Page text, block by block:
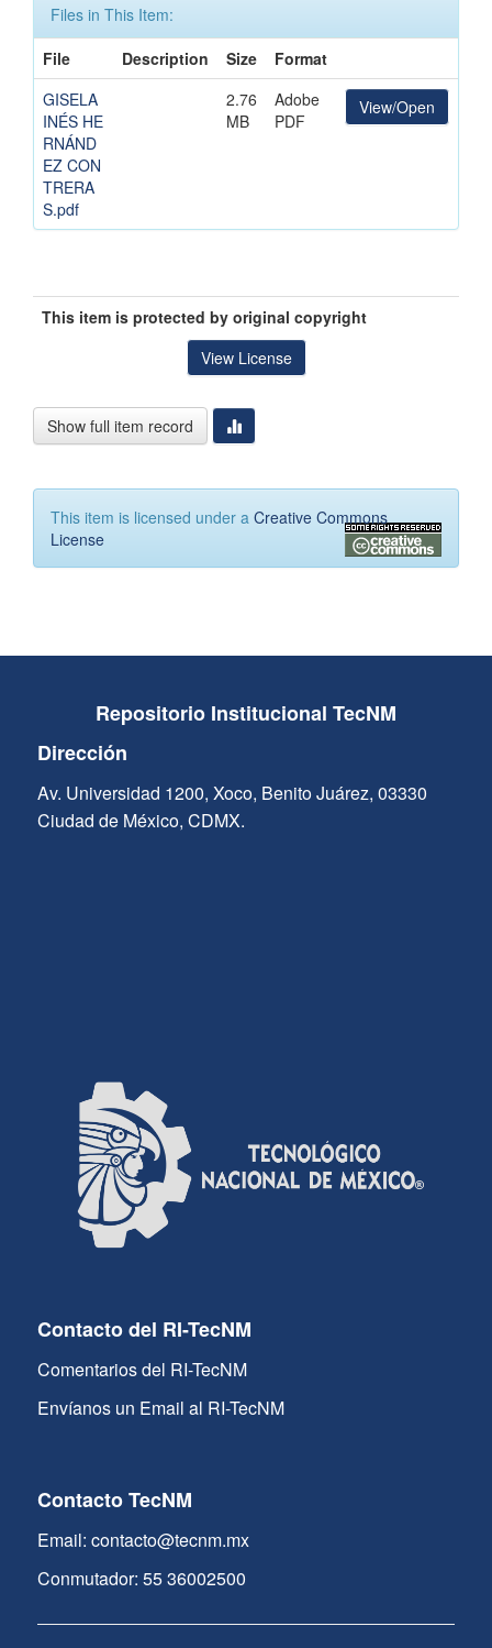
Files in This Item:
File
Description Size
Format
GISELA
INÉS HE
RNÁND
EZ CON
TRERA
S.pdf
2.76
MB
Adobe
PDF
View/Open
This item is protected by original copyright
View License
Show full item record
This item is licensed under a Creative Commons
License
Repositorio Institucional TecNM
Dirección
Av. Universidad 1200, Xoco, Benito Juárez, 03330
Ciudad de México, CDMX.
Contacto del RI-TecNM
Comentarios del RI-TecNM
Envíanos un Email al RI-TecNM
Contacto TecNM
Email: contacto@tecnm.mx
Conmutador: 55 36002500